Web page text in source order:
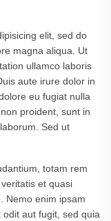
elit, sed do
magna aliqua. Ut
ullamco laboris
aute irure dolor in
eu fugiat nulla
proident, sunt in
Sed ut
totam rem
et quasi
Nemo enim ipsam
aut fugit, sed quia